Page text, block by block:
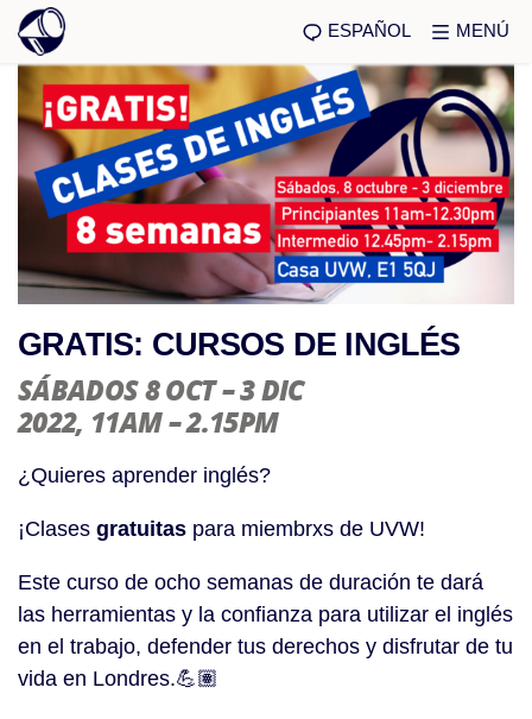
ESPAÑOL MENÚ
GRATIS: CURSOS DE INGLÉS
SÁBADOS 8 OCT – 3 DIC
2022, 11AM – 2.15PM
¿Quieres aprender inglés?
¡Clases gratuitas para miembrxs de UVW!
Este curso de ocho semanas de duración te dará
las herramientas y la confianza para utilizar el inglés
en el trabajo, defender tus derechos y disfrutar de tu
vida en Londres.💪🏽